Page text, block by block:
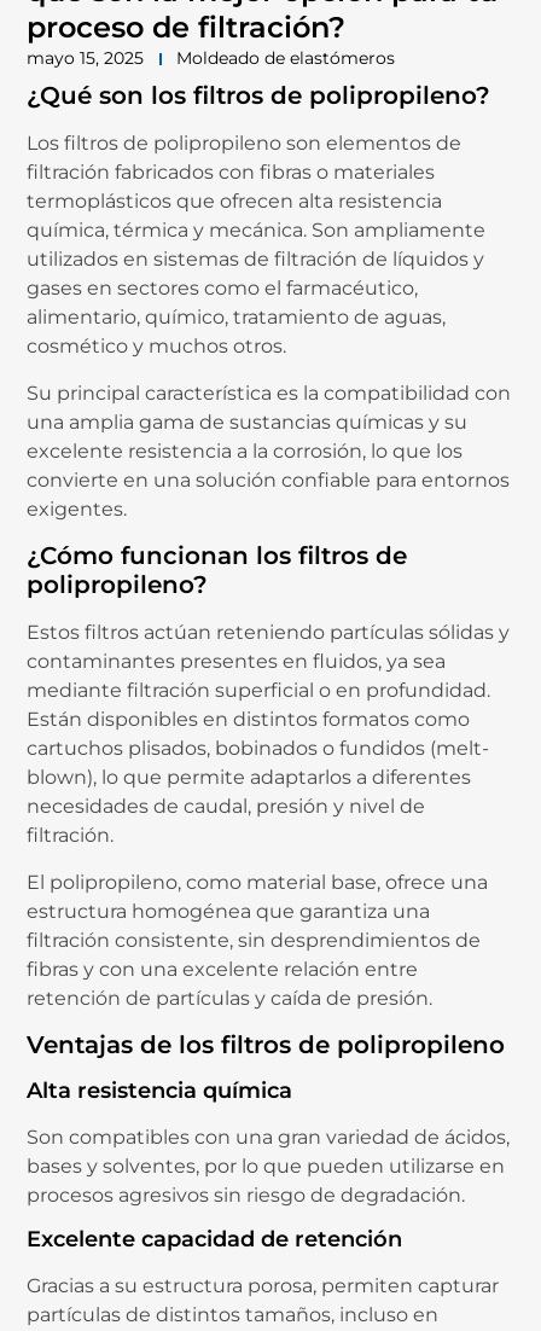
proceso de filtración?
mayo 15, 2025 Moldeado de elastómeros
¿Quéson losfiltrosde polipropileno?
Losfiltrosde polipropilenosonelementosde
filtraciónfabricadosconfibraso materiales
termoplásticosqueofrecen alta resistencia
química,térmicay mecánica. Son ampliamente
utilizadosensistemasdefiltraciónde líquidosy
gasesensectorescomoelfarmacéutico,
alimentario,químico,tratamientode aguas,
cosméticoy muchosotros.
Su principalcaracterísticaes lacompatibilidadcon
una ampliagamadesustanciasquímicasysu
excelente resistencia a lacorrosión, loque los
convierteen unasoluciónconfiable paraentornos
exigentes.
¿Cómofuncionan losfiltrosde
polipropileno?
Estosfiltros actúan reteniendo partículassólidasy
contaminantes presentesenfluidos,yasea
mediantefiltraciónsuperficialoen profundidad.
Estándisponiblesendistintosformatoscomo
cartuchos plisados, bobinadosofundidos (melt-
blown), loque permite adaptarlos adiferentes
necesidadesdecaudal, presióny nivelde
filtración.
El polipropileno,como material base,ofrece una
estructura homogéneaquegarantiza una
filtraciónconsistente,sindesprendimientosde
fibrasycon unaexcelente relaciónentre
retenciónde partículasycaídade presión.
Ventajasde losfiltrosde polipropileno
Alta resistenciaquímica
Soncompatiblescon unagranvariedadde ácidos,
basesysolventes, por loque pueden utilizarseen
procesos agresivossin riesgodedegradación.
Excelentecapacidadde retención
Gracias asuestructura porosa, permitencapturar
partículasdedistintostamaños, inclusoen